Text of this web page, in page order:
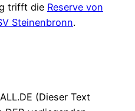
trifft die Reserve von
Steinenbronn.
(Dieser Text